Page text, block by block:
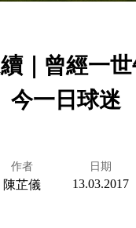
｜曾經一
今一日球迷
作者
陳芷儀
日期
13.03.2017